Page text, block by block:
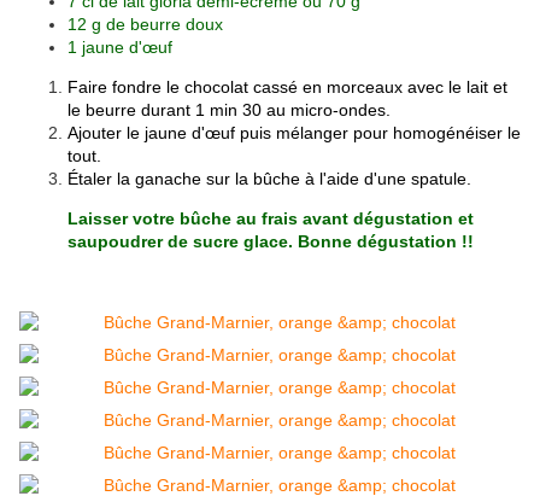
12 g de beurre doux
1 jaune d'œuf
Faire fondre le chocolat cassé en morceaux avec le lait et
le beurre durant 1 min 30 au micro-ondes.
Ajouter le jaune d'œuf puis mélanger pour homogénéiser le
tout.
Étaler la ganache sur la bûche à l'aide d'une spatule.
Laisser votre bûche au frais avant dégustation et
saupoudrer de sucre glace. Bonne dégustation !!